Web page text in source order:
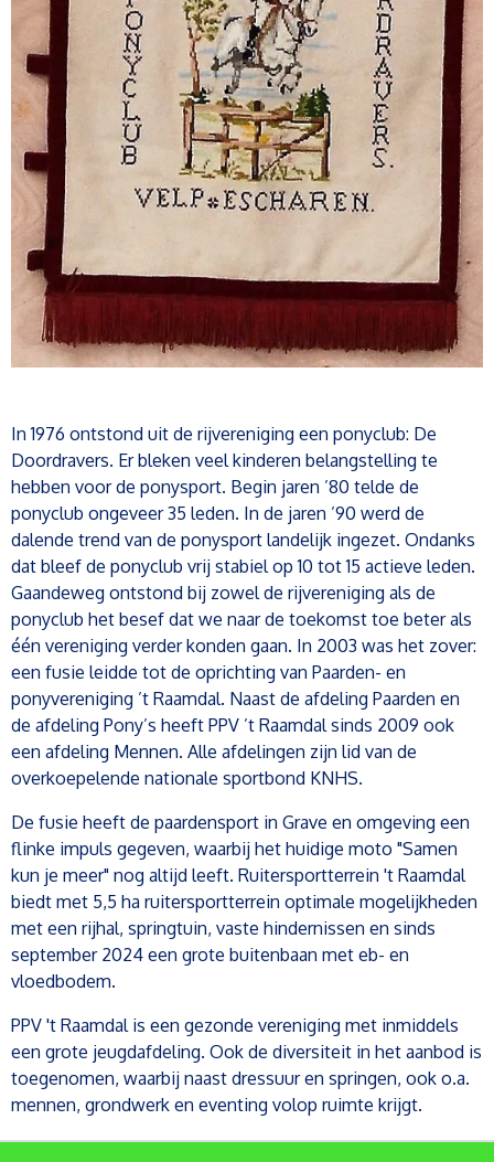
In 1976 ontstond uit de rijvereniging een ponyclub: De
Doordravers. Er bleken veel kinderen belangstelling te
hebben voor de ponysport. Begin jaren ’80 telde de
ponyclub ongeveer 35 leden. In de jaren ’90 werd de
dalende trend van de ponysport landelijk ingezet. Ondanks
dat bleef de ponyclub vrij stabiel op 10 tot 15 actieve leden.
Gaandeweg ontstond bij zowel de rijvereniging als de
ponyclub het besef dat we naar de toekomst toe beter als
één vereniging verder konden gaan. In 2003 was het zover:
een fusie leidde tot de oprichting van Paarden- en
ponyvereniging ’t Raamdal. Naast de afdeling Paarden en
de afdeling Pony’s heeft PPV ’t Raamdal sinds 2009 ook
een afdeling Mennen. Alle afdelingen zijn lid van de
overkoepelende nationale sportbond KNHS.
De fusie heeft de paardensport in Grave en omgeving een
flinke impuls gegeven, waarbij het huidige moto "Samen
kun je meer" nog altijd leeft. Ruitersportterrein 't Raamdal
biedt met 5,5 ha ruitersportterrein optimale mogelijkheden
met een rijhal, springtuin, vaste hindernissen en sinds
september 2024 een grote buitenbaan met eb- en
vloedbodem.
PPV 't Raamdal is een gezonde vereniging met inmiddels
een grote jeugdafdeling. Ook de diversiteit in het aanbod is
toegenomen, waarbij naast dressuur en springen, ook o.a.
mennen, grondwerk en eventing volop ruimte krijgt.